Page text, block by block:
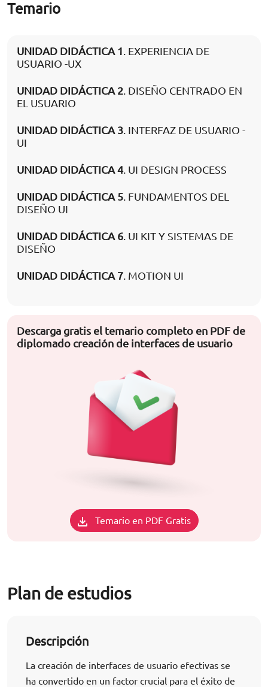
Temario
UNIDAD DIDÁCTICA 1. EXPERIENCIA DE
USUARIO -UX
UNIDAD DIDÁCTICA 2. DISEÑO CENTRADO EN
EL USUARIO
UNIDAD DIDÁCTICA 3. INTERFAZ DE USUARIO -
UI
UNIDAD DIDÁCTICA 4. UI DESIGN PROCESS
UNIDAD DIDÁCTICA 5. FUNDAMENTOS DEL
DISEÑO UI
UNIDAD DIDÁCTICA 6. UI KIT Y SISTEMAS DE
DISEÑO
UNIDAD DIDÁCTICA 7. MOTION UI
Descarga gratis el temario completo en PDF de
diplomado creación de interfaces de usuario
Temario en PDF Gratis
Plan de estudios
Descripción
La creación de interfaces de usuario efectivas se
ha convertido en un factor crucial para el éxito de